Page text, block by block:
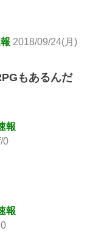
2018/09/24(月)
もあるんだ
報
0
報